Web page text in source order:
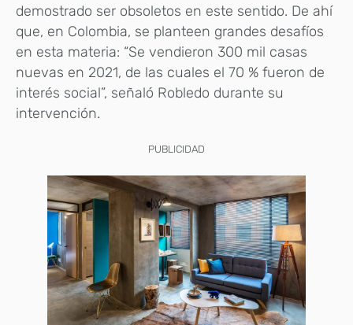
demostrado ser obsoletos en este sentido. De ahí
que, en Colombia, se planteen grandes desafíos
en esta materia: “Se vendieron 300 mil casas
nuevas en 2021, de las cuales el 70 % fueron de
interés social”, señaló Robledo durante su
intervención.
PUBLICIDAD